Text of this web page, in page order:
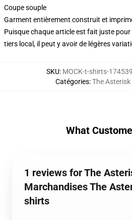
Coupe souple
Garment entièrement construit et
Puisque chaque article est fait juste
tiers local, il peut y avoir de légères
SKU: MOCK-t-shirts-
Catégories:The Asterisk
What
1 reviews for The
Marchandises The
shirts